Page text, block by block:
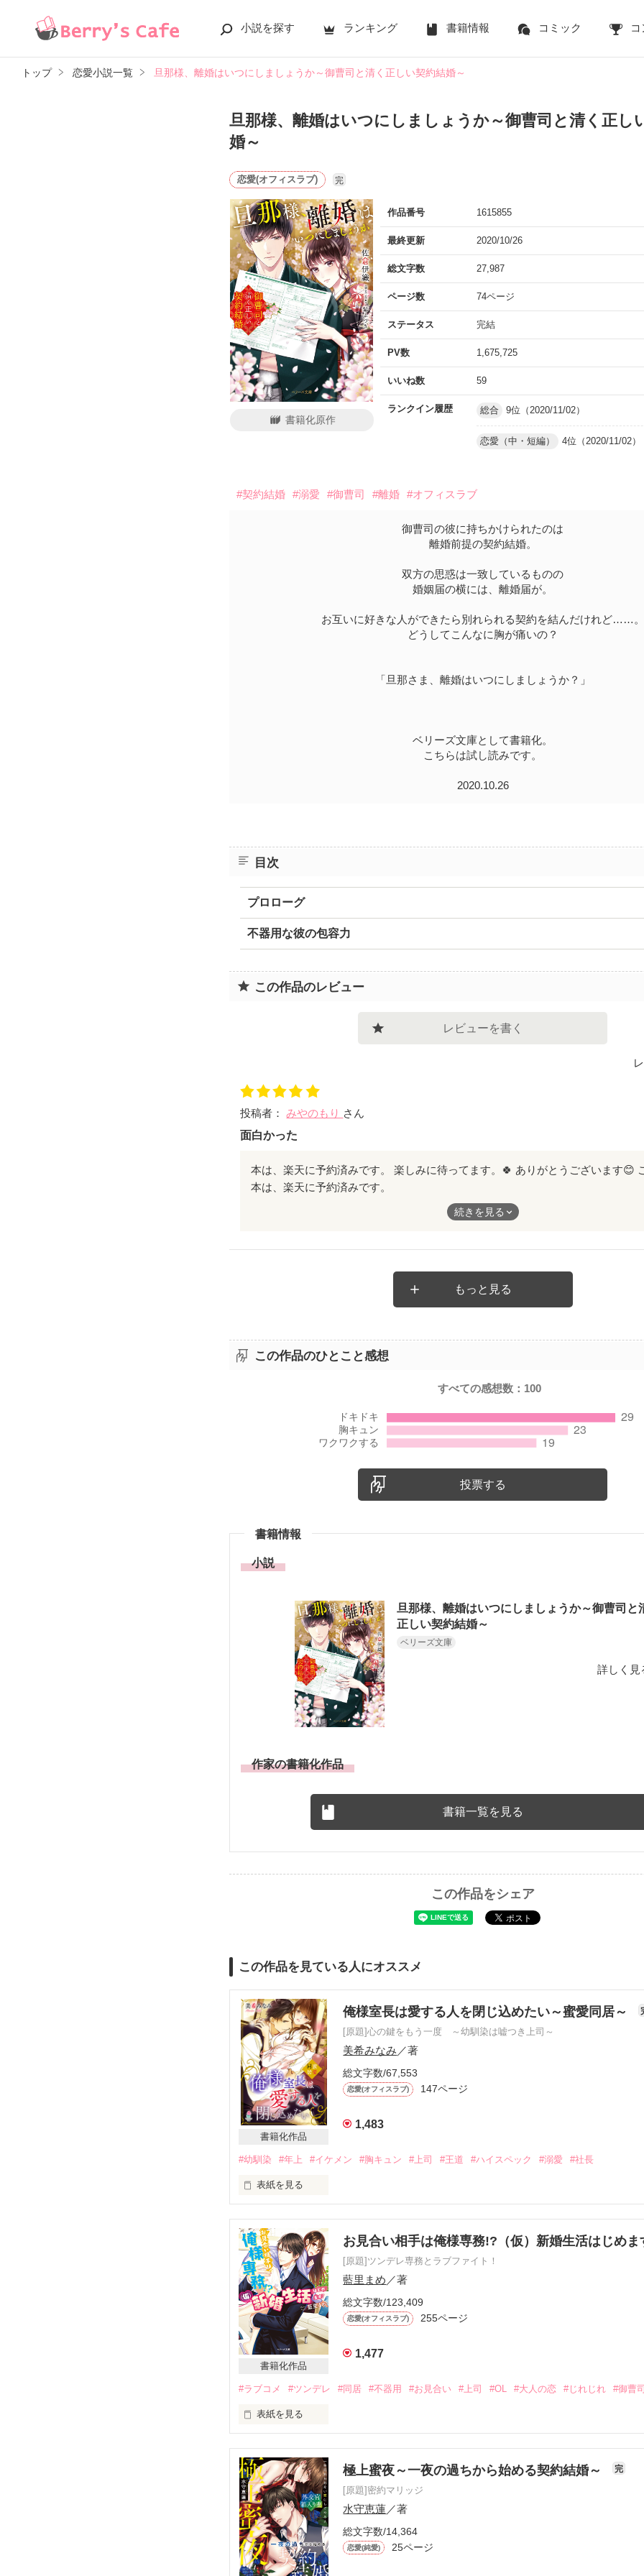
小説を探す ランキング 書籍情報 コミック
トップ 恋愛小説一覧 旦那様、離婚はいつにしましょうか～御曹司と清く正しい契約結婚～
旦那様、離婚はいつにしましょうか～御曹司と清く正し
婚～
恋愛(オフィスラブ) 完
書籍化原作
作品番号 1615855
最終更新 2020/10/26
総文字数 27,987
ページ数 74ページ
ステータス 完結
PV数 1,675,725
いいね数 59
ランクイン履歴 総合 9位（2020/11/02）
恋愛（中・短編） 4位（2020/11/02）
#契約結婚 #溺愛 #御曹司 #離婚 #オフィスラブ
御曹司の彼に持ちかけられたのは
離婚前提の契約結婚。
双方の思惑は一致しているものの
婚姻届の横には、離婚届が。
お互いに好きな人ができたら別れられる契約を結んだけれど……。
どうしてこんなに胸が痛いの？
「旦那さま、離婚はいつにしましょうか？」
ベリーズ文庫として書籍化。
こちらは試し読みです。
2020.10.26
目次
プロローグ
不器用な彼の包容力
この作品のレビュー
レビューを書く
投稿者：みやのもり さん
面白かった
本は、楽天に予約済みです。
続きを見る
もっと見る
この作品のひとこと感想
すべての感想数： 100
投票する
書籍情報
小説
旦那様、離婚はいつにしましょうか～御曹司と
正しい契約結婚～
ベリーズ文庫
詳しく
作家の書籍化作品
書籍一覧を見る
この作品をシェア
この作品を見ている人にオススメ
書籍化作品
俺様室長は愛する人を閉じ込めたい～蜜愛同居～
[原題]心の鍵をもう一度 ～幼馴染は嘘つき上司～
美希みなみ ／著
総文字数/67,553
恋愛(オフィスラブ) 147ページ
1,483
#幼馴染 #年上 #イケメン #胸キュン #上司 #王道 #ハイスペック #溺愛 #社長
表紙を見る
（なんでここにいるの？）
（今更、会いたくなかったよ……）
しっかりと掛けていた心の鍵が嫌な音を立てて外れる気がした。
「初めまして。千堂　大輔です」
その彼は、何事もないような顔をして優しい微笑みを湛えた。
幼馴染って、初恋って……？
START  2017.5.11〜2017.5.24
副社長には内緒、spin-off 2作目です★
合わせてお楽しみ頂けると幸いです！
「心の鍵をもう一度」
書籍化作品
お見合い相手は俺様専務!?（仮）新婚生活はじめ
[原題]ツンデレ専務とラブファイト！
藍里まめ ／著
総文字数/123,409
恋愛(オフィスラブ) 255ページ
1,477
#ラブコメ #ツンデレ #同居 #不器用 #お見合い #上司 #OL #大人の恋 #じれじれ #御曹
表紙を見る
突然、専務から下された同居命令。
彼は私を惚れさせて振ってやると言う。
だけど、どんなに誘惑してきても、
私は絶対に惚れたりしない。
極上蜜夜～一夜の過ちから始める契約結婚～ 完
[原題]密約マリッジ
水守恵蓮／著
総文字数/14,364
恋愛(純愛) 25ページ